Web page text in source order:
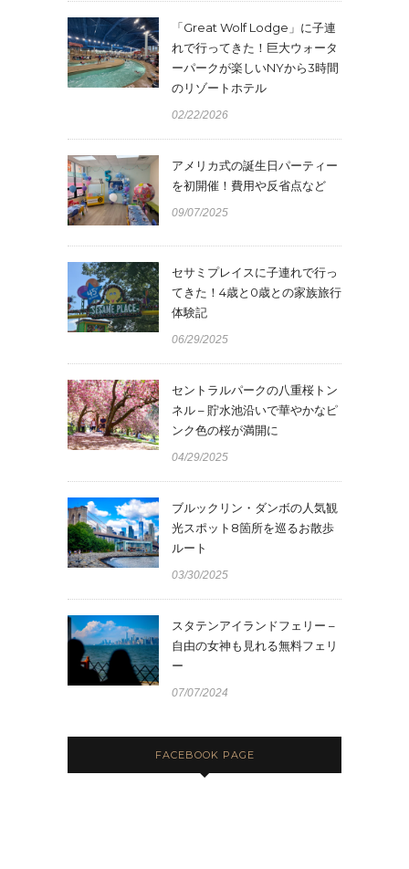
「Great Wolf Lodge」に子連
れで行ってきた！巨大ウォータ
ーパークが楽しいNYから3時間
のリゾートホテル
02/22/2026
アメリカ式の誕生日パーティー
を初開催！費用や反省点など
09/07/2025
セサミプレイスに子連れで行っ
てきた！4歳と0歳との家族旅行
体験記
06/29/2025
セントラルパークの八重桜トン
ネル – 貯水池沿いで華やかなピ
ンク色の桜が満開に
04/29/2025
ブルックリン・ダンボの人気観
光スポット8箇所を巡るお散歩
ルート
03/30/2025
スタテンアイランドフェリー –
自由の女神も見れる無料フェリ
ー
07/07/2024
FACEBOOK PAGE